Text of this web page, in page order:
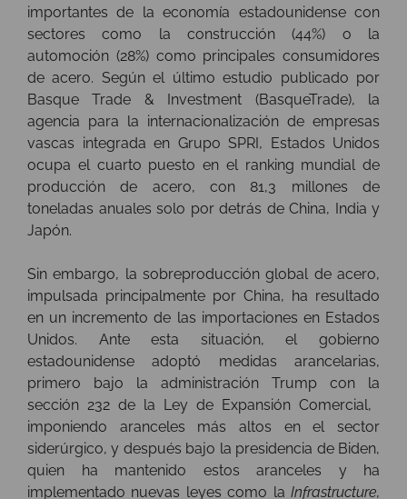
importantes de la economía estadounidense con
sectores como la construcción (44%) o la
automoción (28%) como principales consumidores
de acero. Según el último estudio publicado por
Basque Trade & Investment (BasqueTrade), la
agencia para la internacionalización de empresas
vascas integrada en Grupo SPRI, Estados Unidos
ocupa el cuarto puesto en el ranking mundial de
producción de acero, con 81,3 millones de
toneladas anuales solo por detrás de China, India y
Japón.
Sin embargo, la sobreproducción global de acero,
impulsada principalmente por China, ha resultado
en un incremento de las importaciones en Estados
Unidos. Ante esta situación, el gobierno
estadounidense adoptó medidas arancelarias,
primero bajo la administración Trump con la
sección 232 de la Ley de Expansión Comercial, ​
imponiendo aranceles más altos en el sector
siderúrgico, y después bajo la presidencia de Biden,
quien ha mantenido estos aranceles y ha
implementado nuevas leyes como la Infrastructure,